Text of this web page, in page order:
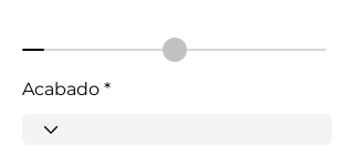
Acabado